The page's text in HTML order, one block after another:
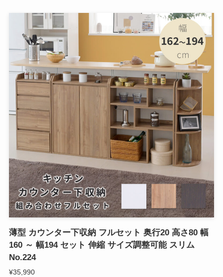
薄型 カウンター下収納 フルセット 奥行20 高さ80 幅
160 ～ 幅194 セット 伸縮 サイズ調整可能 スリム
No.224
¥35,990